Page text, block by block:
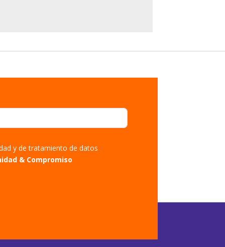
y de tratamiento de datos
& Compromiso